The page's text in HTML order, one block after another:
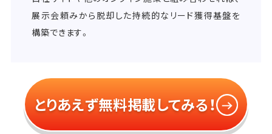
展示会頼みから脱却した持続的なリード獲得基盤を
構築できます。
とりあえず無料掲載してみる！